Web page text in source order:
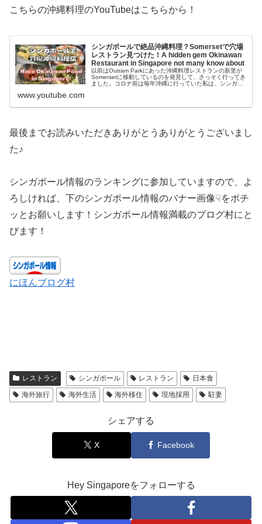
こちらの沖縄料理のYouTubeはこちらから！
シンガポールで絶品沖縄料理？Somersetで穴場
レストラン見つけた！A hidden gem Okinawan
Restaurant in Singapore not many know about
以前はOutram Parkにあった沖縄料理レストランの新里が
Somersetに移動しているのを発見して、さっそく行ってき
ました。コロナ前は毎年沖縄に行っていた私は、シンガポ
www.youtube.com
最後までお読みいただきありがとうありがとうございまし
た♪
シンガポール情報のランキングに参加していますので、よ
ろしければ、下のシンガポール情報のバナー画像☟をポチ
ッとお願いします！シンガポール情報満載のブログ村にと
びます！
にほんブログ村
レストラン シンガポール レストラン
日本食
海外旅行
海外生活 海外移住 現地採用 駐妻
シェアする
X Facebook
Hey Singaporeをフォローする